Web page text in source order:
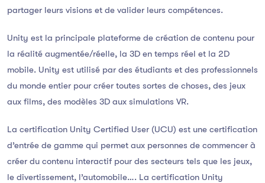
partager leurs visions et de valider leurs compétences.
Unity est la principale plateforme de création de contenu pour
la réalité augmentée/réelle, la 3D en temps réel et la 2D
mobile. Unity est utilisé par des étudiants et des professionnels
du monde entier pour créer toutes sortes de choses, des jeux
aux films, des modèles 3D aux simulations VR.
La certification Unity Certified User (UCU) est une certification
d’entrée de gamme qui permet aux personnes de commencer à
créer du contenu interactif pour des secteurs tels que les jeux,
le divertissement, l’automobile…. La certification Unity